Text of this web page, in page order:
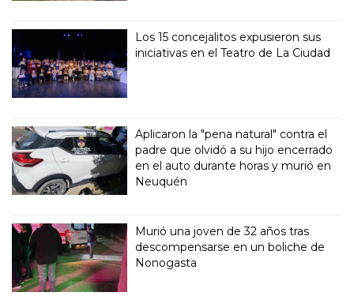
Los 15 concejalitos expusieron sus
iniciativas en el Teatro de La Ciudad
Aplicaron la "pena natural" contra el
padre que olvidó a su hijo encerrado
en el auto durante horas y murió en
Neuquén
Murió una joven de 32 años tras
descompensarse en un boliche de
Nonogasta